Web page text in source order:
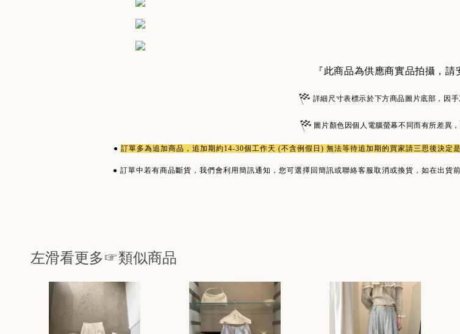
『此商品為供應商實品拍攝，請
詳細尺寸表標示於下方商品圖片底部，因手
圖片顏色因個人電腦螢幕不同而有所差異
● 訂單多為追加商品 ，追加期約14-30個工作天 (不含例假日) 無法等待追加期的買家請三思後決
● 訂單中若有商品斷貨，我們會利用簡訊通知，您可選擇回簡訊或聯絡客服取消或換貨，如在出
左滑看更多☞類似商品